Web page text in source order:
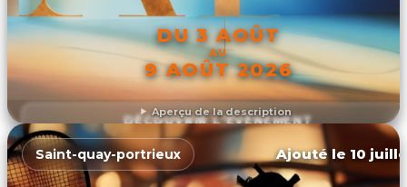
Aperçu de la description
DU 3 AOÛT
AU
9 AOÛT 2026
DÉCOUVRIR L'ÉVÉNEMENT
Saint-quay-portrieux Ajouté le 10